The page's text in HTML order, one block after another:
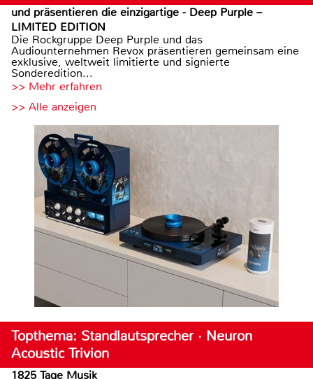
und präsentieren die einzigartige - Deep Purple –
LIMITED EDITION
Die Rockgruppe Deep Purple und das
Audiounternehmen Revox präsentieren gemeinsam eine
exklusive, weltweit limitierte und signierte
Sonderedition...
>> Mehr erfahren
>> Alle anzeigen
Topthema: Standlautsprecher · Neuron
Acoustic Trivion
1825 Tage Musik